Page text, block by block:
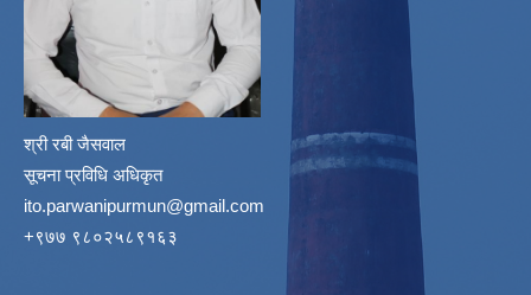
श्री रबी जैसवाल
सूचना प्रविधि अधिकृत
ito.parwanipurmun@gmail.com
‌+९७७ ९८०२५८९१६३